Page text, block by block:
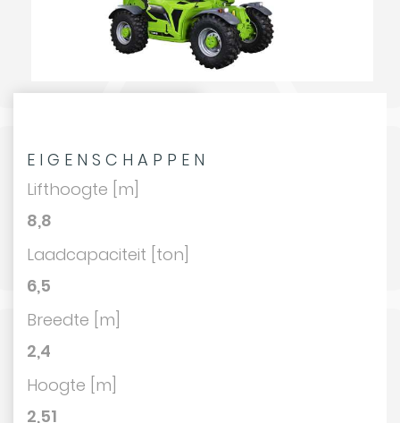
EIGENSCHAPPEN
Lifthoogte [m]
8,8
Laadcapaciteit [ton]
6,5
Breedte [m]
2,4
Hoogte [m]
2,51